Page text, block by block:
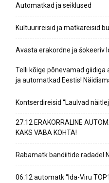
Automatkad ja seiklused
Kultuurireisid ja matkareisid
Avasta erakordne ja šokeeriv
Telli kõige põnevamad
ja automatkad Eestis!
Kontserdireisid “Laulvad
27.12 ERAKORRALINE
KAKS VABA KOHTA!
Rabamatk bandiitide radadel
06.12 automatk “Ida-Viru